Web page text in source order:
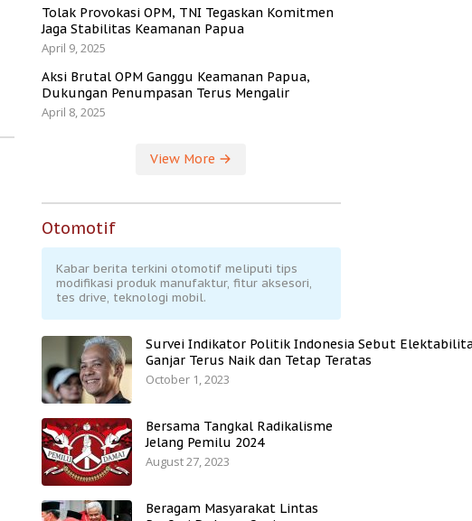
Tolak Provokasi OPM, TNI Tegaskan Komitmen
Jaga Stabilitas Keamanan Papua
April 9, 2025
Aksi Brutal OPM Ganggu Keamanan Papua,
Dukungan Penumpasan Terus Mengalir
April 8, 2025
View More
Otomotif
Kabar berita terkini otomotif meliputi tips
modifikasi produk manufaktur, fitur aksesori,
tes drive, teknologi mobil.
Survei Indikator Politik Indonesia Sebut
Ganjar Terus Naik dan Tetap Teratas
October 1, 2023
Bersama Tangkal Radikalisme
Jelang Pemilu 2024
August 27, 2023
Beragam Masyarakat Lintas